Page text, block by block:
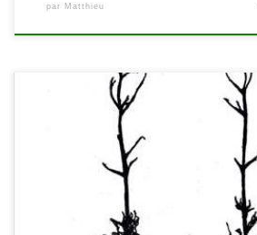
par Matthieu
Le poète ne cherche pas ses mots, il les
L’objectif de ces ateliers est double. Il
découvrir des poètes d’ici et d’ailleurs en
créations. Des lectures et des
l’occasion d’initier les « écrivants » à